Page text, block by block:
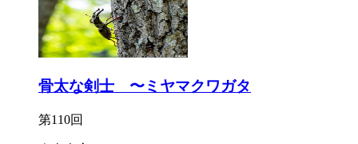
骨太な剣士 〜ミヤマクワガタ
第110回